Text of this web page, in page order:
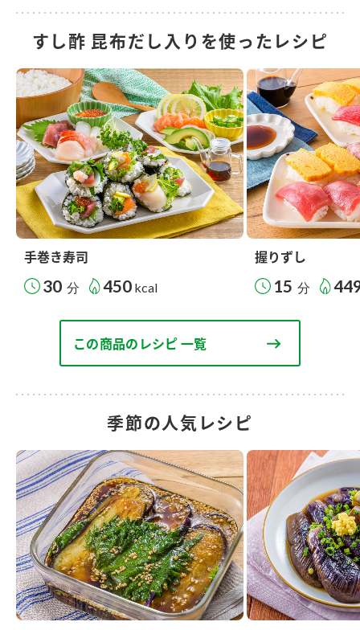
すし酢 昆布だし入りを使ったレシピ
手巻き寿司
30 分 450 kcal
握りずし
15 分
この商品のレシピ 一覧
季節の人気レシピ